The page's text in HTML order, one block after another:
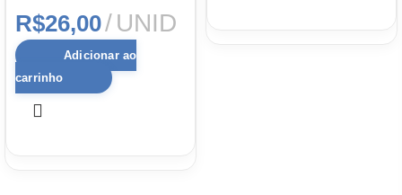
R$26,00 UNID
Adicionar ao
carrinho